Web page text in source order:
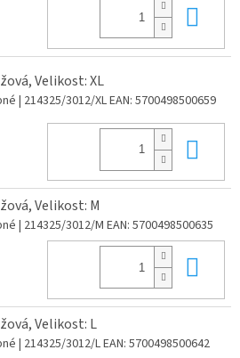
Velikost: XL
| 214325/3012/XLEAN: 5700498500659
Velikost: M
| 214325/3012/M EAN: 5700498500635
Velikost: L
| 214325/3012/LEAN: 5700498500642